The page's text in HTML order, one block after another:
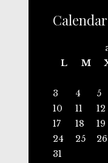
L
M
3
4 5
10
11 12
17
18 19
24
25 26
31